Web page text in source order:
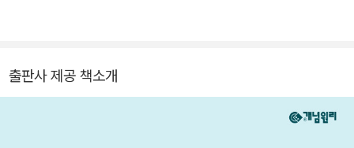
출판사 제공 책소개